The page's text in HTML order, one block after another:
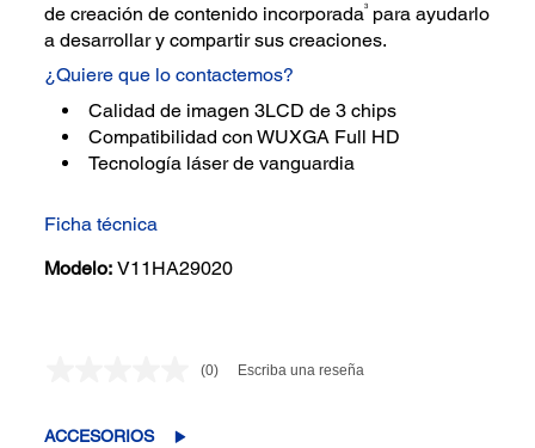
de creación de contenido incorporada3
para ayudarlo
a desarrollar y compartir sus creaciones.
¿Quiere que lo contactemos?
Calidad de imagen 3LCD de 3 chips
Compatibilidad con WUXGA Full HD
Tecnología láser de vanguardia
Ficha técnica
Modelo: V11HA29020
Sin
(0) Escriba una reseña
ACCESORIOS